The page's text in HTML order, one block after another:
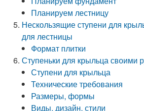
Планируем лестницу
Нескользящие ступени для
для лестницы
Формат плитки
Ступеньки для крыльца своими
Ступени для крыльца
Технические требования
Размеры, формы
Виды, дизайн, стили